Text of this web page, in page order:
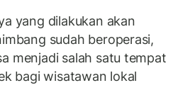
yang dilakukan akan
sudah beroperasi,
menjadi salah satu tempat
bagi wisatawan lokal